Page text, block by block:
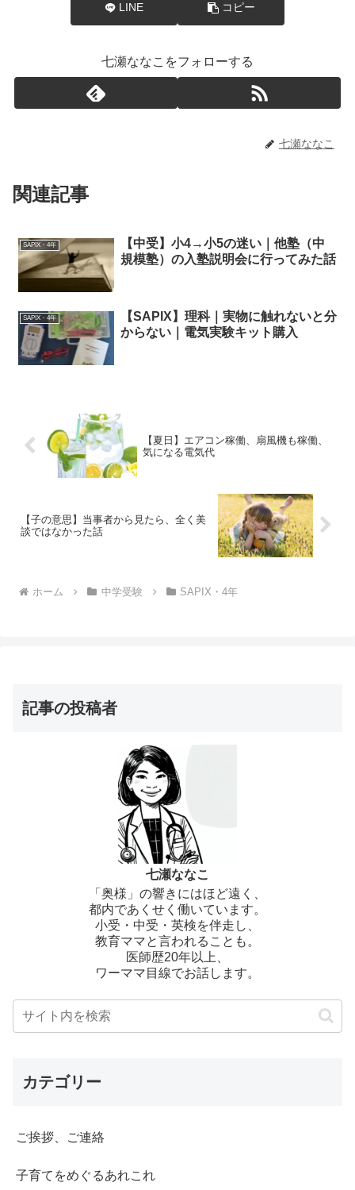
LINE コピー
七瀬ななこをフォローする
七瀬ななこ
関連記事
SAPIX・4年
【中受】小4→小5の迷い｜他塾（中
規模塾）の入塾説明会に行ってみた話
SAPIX・4年
【SAPIX】理科｜実物に触れないと分
からない｜電気実験キット購入
【夏日】エアコン稼働、扇風機も稼働、
気になる電気代
【子の意思】当事者から見たら、全く美
談ではなかった話
ホーム 中学受験 SAPIX・4年
記事の投稿者
七瀬ななこ
「奥様」の響きにはほど遠く、
都内であくせく働いています。
小受・中受・英検を伴走し、
教育ママと言われることも。
医師歴20年以上、
ワーママ目線でお話します。
カテゴリー
ご挨拶、ご連絡
子育てをめぐるあれこれ